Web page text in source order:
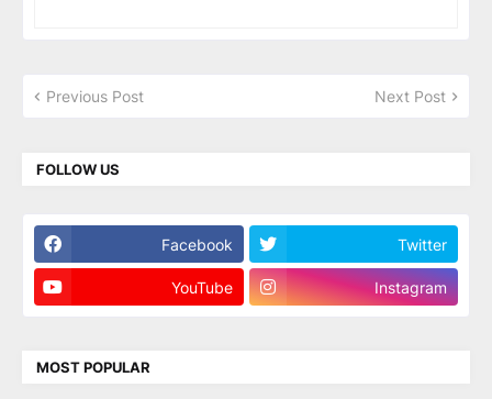
Previous Post Next Post
FOLLOW US
Facebook Twitter
YouTube Instagram
MOST POPULAR